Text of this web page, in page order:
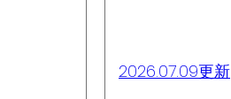
2026.07.09更新